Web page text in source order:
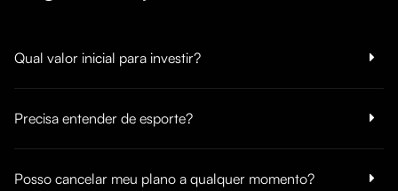
Qual valor inicial para investir?
Precisa entender de esporte?
Posso cancelar meu plano a qualquer momento?